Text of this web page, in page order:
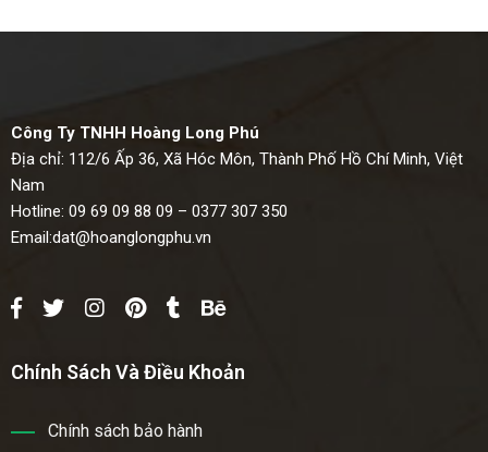
Công Ty TNHH Hoàng Long Phú
Địa chỉ: 112/6 Ấp 36, Xã Hóc Môn, Thành Phố Hồ Chí Minh, Việt
Nam
Hotline: 09 69 09 88 09 – 0377 307 350
Email:dat@hoanglongphu.vn
Chính Sách Và Điều Khoản
Chính sách bảo hành